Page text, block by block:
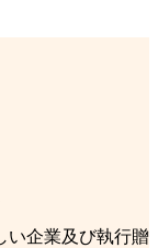
い企業及び執行贈